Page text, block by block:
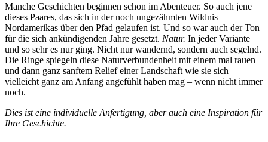
Manche Geschichten beginnen schon im Abenteuer. So auch jene
dieses Paares, das sich in der noch ungezähmten Wildnis
Nordamerikas über den Pfad gelaufen ist. Und so war auch der Ton
für die sich ankündigenden Jahre gesetzt. Natur. In jeder Variante
und so sehr es nur ging. Nicht nur wandernd, sondern auch segelnd.
Die Ringe spiegeln diese Naturverbundenheit mit einem mal rauen
und dann ganz sanftem Relief einer Landschaft wie sie sich
vielleicht ganz am Anfang angefühlt haben mag – wenn nicht immer
noch.
Dies ist eine individuelle Anfertigung, aber auch eine Inspiration für
Ihre Geschichte.